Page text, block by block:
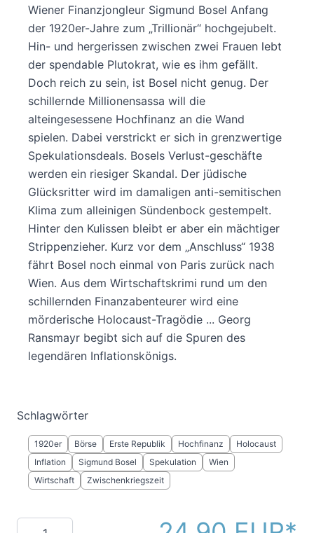
Wiener Finanzjongleur Sigmund Bosel Anfang
der 1920er-Jahre zum „Trillionär“ hochgejubelt.
Hin- und hergerissen zwischen zwei Frauen lebt
der spendable Plutokrat, wie es ihm gefällt.
Doch reich zu sein, ist Bosel nicht genug. Der
schillernde Millionensassa will die
alteingesessene Hochfinanz an die Wand
spielen. Dabei verstrickt er sich in grenzwertige
Spekulationsdeals. Bosels Verlust-geschäfte
werden ein riesiger Skandal. Der jüdische
Glücksritter wird im damaligen anti-semitischen
Klima zum alleinigen Sündenbock gestempelt.
Hinter den Kulissen bleibt er aber ein mächtiger
Strippenzieher. Kurz vor dem „Anschluss“ 1938
fährt Bosel noch einmal von Paris zurück nach
Wien. Aus dem Wirtschaftskrimi rund um den
schillernden Finanzabenteurer wird eine
mörderische Holocaust-Tragödie ... Georg
Ransmayr begibt sich auf die Spuren des
legendären Inflationskönigs.
Schlagwörter
1920er Börse Erste Republik Hochfinanz
Holocaust
Inflation
Sigmund Bosel Spekulation
Wien
Wirtschaft
Zwischenkriegszeit
Menge